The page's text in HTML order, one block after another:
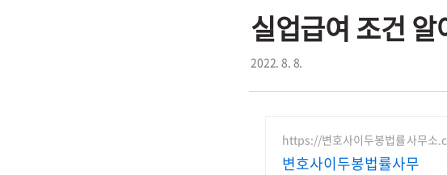
실업급여 조건
2022. 8. 8.
https://변호사이두봉법률사무소
변호사이두봉법률사무